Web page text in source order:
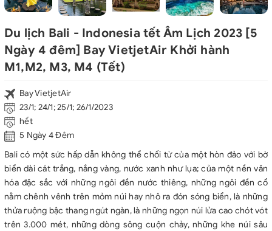
Du lịch Bali - Indonesia tết Âm Lịch 2023 [5
Ngày 4 đêm] Bay VietjetAir Khởi hành
M1,M2, M3, M4 (Tết)
Bay VietjetAir
23/1; 24/1; 25/1; 26/1/2023
hết
5 Ngày 4 Đêm
Bali có một sức hấp dẫn không thể chối từ của một hòn đảo với bờ
biển dài cát trắng, nắng vàng, nước xanh như lụa; của một nền văn
hóa đặc sắc với những ngôi đền nước thiêng, những ngôi đền cổ
nằm chênh vênh trên mỏm núi hay nhô ra đón sóng biển, là những
thửa ruộng bậc thang ngút ngàn, là những ngọn núi lửa cao chót vót
trên 3.000 mét, những dòng sông cuộn chảy, những khe núi sâu